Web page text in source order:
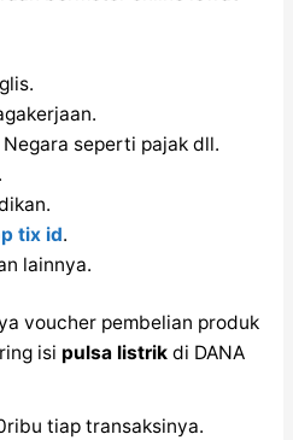
seperti pajak dll.
tix id.
lainnya.
voucher pembelian produk
isi pulsa listrikdi DANA
tiap transaksinya.